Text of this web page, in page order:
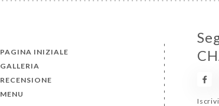
PAGINA INIZIALE
GALLERIA
RECENSIONE
MENU